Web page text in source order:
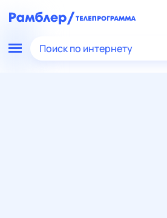
Поиск по интернету